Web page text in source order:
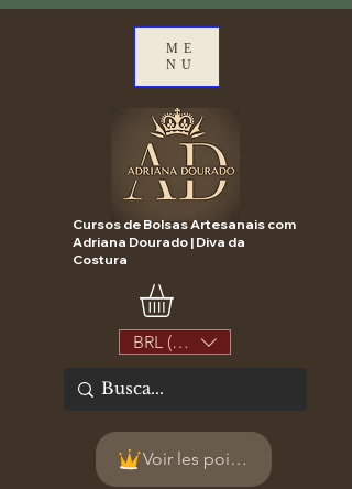
ME
NU
Cursos de Bolsas Artesanais com
Adriana Dourado | Diva da
Costura
BRL (R$)
Voir les points